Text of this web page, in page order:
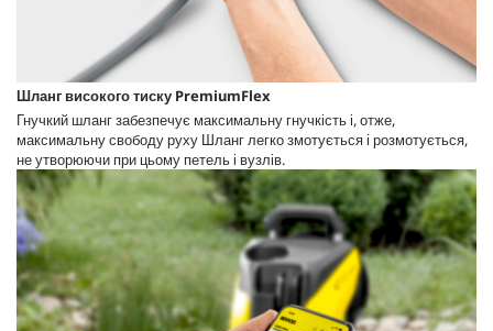
Шланг високого тиску PremiumFlex
Гнучкий шланг забезпечує максимальну гнучкість і, отже,
максимальну свободу руху Шланг легко змотується і розмотується,
не утворюючи при цьому петель і вузлів.